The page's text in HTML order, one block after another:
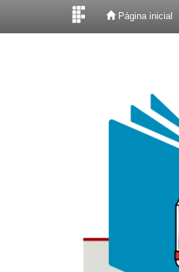
Página inicial